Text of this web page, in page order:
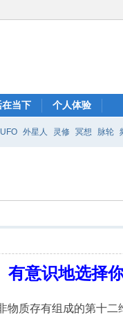
在当下 个人体验
UFO 外星人 灵修 冥想 脉轮
有意识地选择
物质存有组成的第十